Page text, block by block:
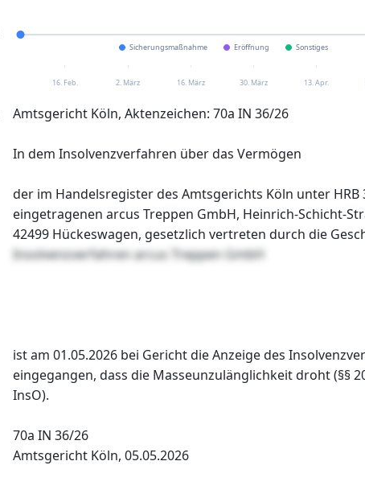
Sicherungsmaßnahme Eröffnung Sonstiges
16. Feb. 2. März 16. März 30. März 13. Apr.
Amtsgericht Köln, Aktenzeichen: 70a IN 36/26
In dem Insolvenzverfahren über das Vermögen
der im Handelsregister des Amtsgerichts Köln unter HRB
eingetragenen arcus Treppen GmbH, Heinrich-Schicht-
42499 Hückeswagen, gesetzlich vertreten durch die
Insolvenzverfahren arcus Treppen GmbH
ist am 01.05.2026 bei Gericht die Anzeige des
eingegangen, dass die Masseunzulänglichkeit droht (§§
InsO).
70a IN 36/26
Amtsgericht Köln, 05.05.2026